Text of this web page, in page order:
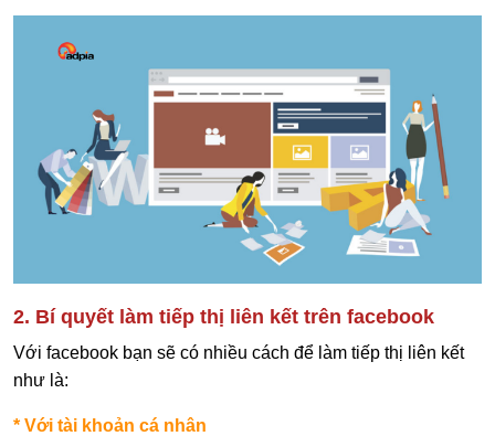
2. Bí quyết làm tiếp thị liên kết trên facebook
Với facebook bạn sẽ có nhiều cách để làm tiếp thị liên kết
như là:
* Với tài khoản cá nhân